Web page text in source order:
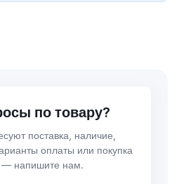
по товару?
поставка, наличие,
оплаты или покупка
— напишите нам.